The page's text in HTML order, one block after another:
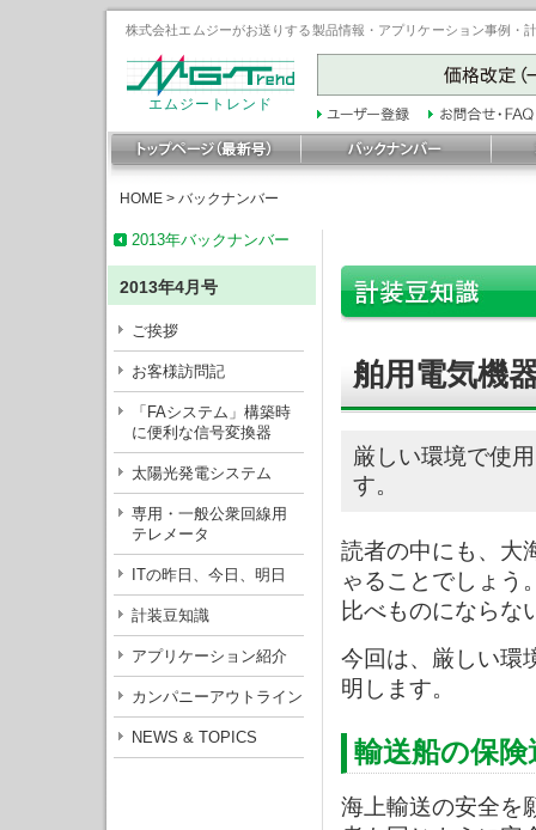
株式会社エムジーがお送りする製品情報・アプリケーション事例
エムジートレンド
HOME > バックナンバー
2013年バックナンバー
2013年4月号
ご挨拶
お客様訪問記
「FAシステム」構築時
に便利な信号変換器
太陽光発電システム
専用・一般公衆回線用
テレメータ
ITの昨日、今日、明日
計装豆知識
アプリケーション紹介
カンパニーアウトライン
NEWS & TOPICS
舶用電気機
厳しい環境で使
す。
読者の中にも、大
ゃることでしょう
比べものにならな
今回は、厳しい環
明します。
輸送船の保険
海上輸送の安全を